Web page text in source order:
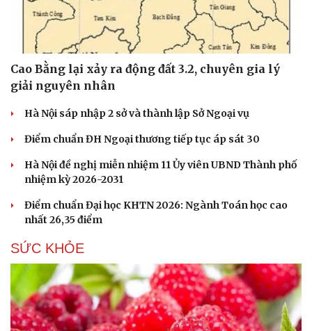
Cao Bằng lại xảy ra động đất 3.2, chuyên gia lý
giải nguyên nhân
Hà Nội sáp nhập 2 sở và thành lập Sở Ngoại vụ
Điểm chuẩn ĐH Ngoại thương tiếp tục áp sát 30
Hà Nội đề nghị miễn nhiệm 11 Ủy viên UBND Thành phố
nhiệm kỳ 2026-2031
Điểm chuẩn Đại học KHTN 2026: Ngành Toán học cao
nhất 26,35 điểm
SỨC KHỎE